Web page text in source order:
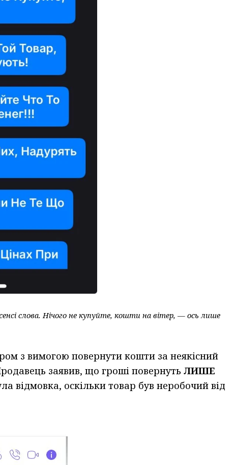
слова. Нічого не купуйте, кошти на вітер, — ось лише
з вимогою повернути кошти за неякісний
заявив, що гроші повернуть ЛИШЕ
відмовка, оскільки товар був неробочий від